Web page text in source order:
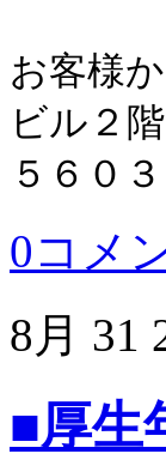
お客様
ビル２
５６０３
0コメ
8月 31
■厚生